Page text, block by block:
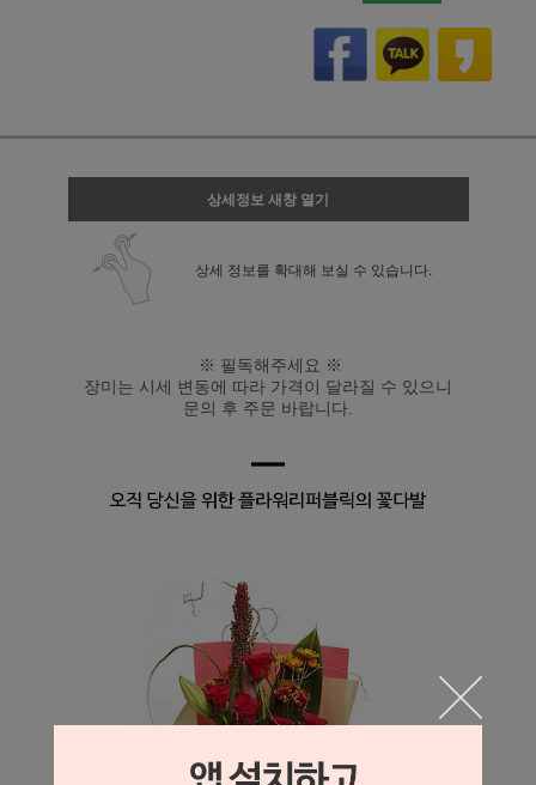
상세정보 새창 열기
상세 정보를 확대해 보실 수 있습니다.
※ 필독해주세요 ※
장미는 시세 변동에 따라 가격이 달라질 수 있으니
문의 후 주문 바랍니다.